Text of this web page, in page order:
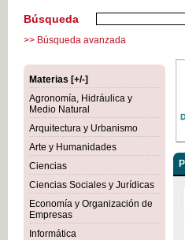
Búsqueda
>> Búsqueda avanzada
Materias [+/-]
Agronomía, Hidráulica y
Medio Natural
Arquitectura y Urbanismo
Arte y Humanidades
Ciencias
Ciencias Sociales y Jurídicas
Economía y Organización de
Empresas
Informática